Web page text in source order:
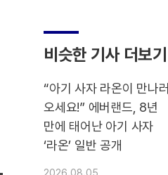
비슷한 기사 더보기
“아기 사자 라온이 만나러
오세요!” 에버랜드, 8년
만에 태어난 아기 사자
‘라온’ 일반 공개